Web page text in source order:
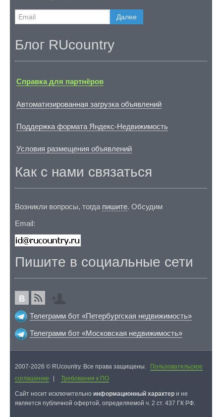
Далее
Блог RUcountry
Справка для партнёров
Автоматизированная загрузка объявлений
Поддержка формата Яндекс-Недвижимость
Условия размещения объявлений
Как с нами связаться
Возникли вопросы, тогда пишите. Обсудим
Email:
Пишите в социальные сети
Телеграмм бот «Петербургская недвижимость»
Телеграмм бот «Московская недвижимость»
2007-2026 © RUcountry. Все права защищены.
Пользовательское
соглашение
| Требования к ПО
Cайт носит исключительно информационный характер и не
является публичной офертой, определяемой ч. 2 ст. 437 ГК РФ.